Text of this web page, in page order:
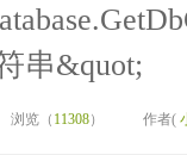
串&quot;
浏览（ 11308） 作者(